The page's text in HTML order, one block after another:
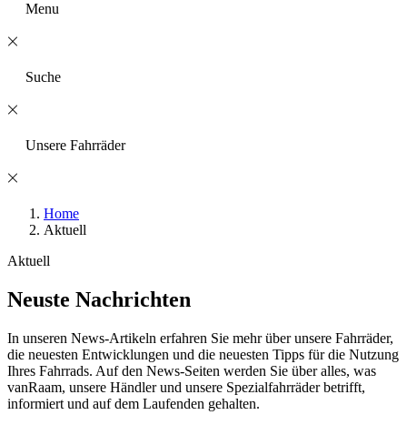
Menu
Suche
Unsere Fahrräder
Home
Aktuell
Aktuell
Neuste Nachrichten
In unseren News-Artikeln erfahren Sie mehr über unsere Fahrräder,
die neuesten Entwicklungen und die neuesten Tipps für die Nutzung
Ihres Fahrrads. Auf den News-Seiten werden Sie über alles, was
vanRaam, unsere Händler und unsere Spezialfahrräder betrifft,
informiert und auf dem Laufenden gehalten.